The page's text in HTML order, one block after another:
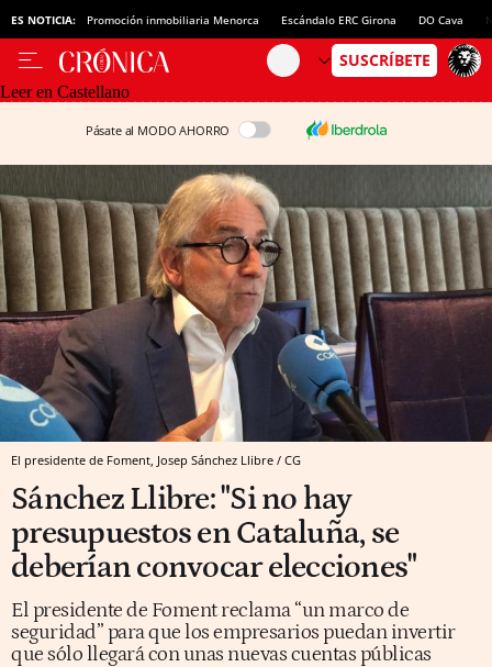
ES NOTICIA: Promoción inmobiliaria Menorca Escándalo ERC Girona DO Cava
Leer en Castellano
Pásate al MODO AHORRO
El presidente de Foment, Josep Sánchez Llibre / CG
Sánchez Llibre: "Si no hay
presupuestos en Cataluña, se
deberían convocar elecciones"
El presidente de Foment reclama “un marco de
seguridad” para que los empresarios puedan invertir
que sólo llegará con unas nuevas cuentas públicas